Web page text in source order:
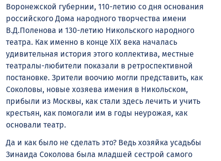
Воронежской губернии, 110-летию со дня основания
российского Дома народного творчества имени
В.Д.Поленова и 130-летию Никольского народного
театра. Как именно в конце XIX века началась
удивительная история этого коллектива, местные
театралы-любители показали в ретроспективной
постановке. Зрители воочию могли представить, как
Соколовы, новые хозяева имения в Никольском,
прибыли из Москвы, как стали здесь лечить и учить
крестьян, как помогали им в годы неурожая, как
основали театр.
Да и как было не сделать это? Ведь хозяйка усадьбы
Зинаида Соколова была младшей сестрой самого